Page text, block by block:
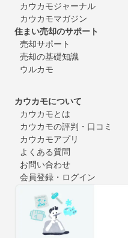
カウカモジャーナル
カウカモマガジン
住まい売却のサポート
売却サポート
売却の基礎知識
ウルカモ
カウカモについて
カウカモとは
カウカモの評判・口コミ
カウカモアプリ
よくある質問
お問い合わせ
会員登録・ログイン